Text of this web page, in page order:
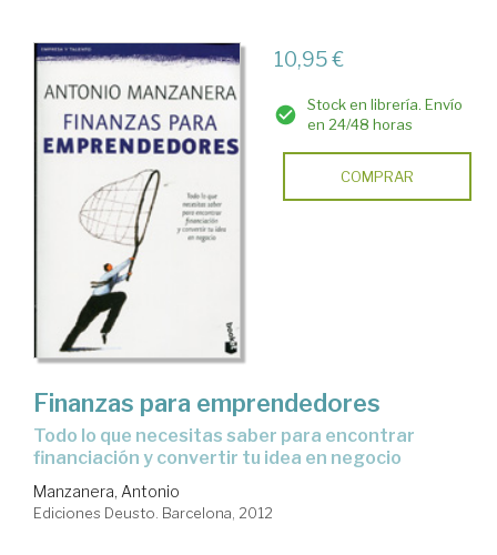
10,95 €
Stock en librería. Envío
en 24/48 horas
COMPRAR
Finanzas para emprendedores
todo lo que necesitas saber para encontrar
financiación y convertir tu idea en negocio
Manzanera, Antonio
Ediciones Deusto. Barcelona, 2012